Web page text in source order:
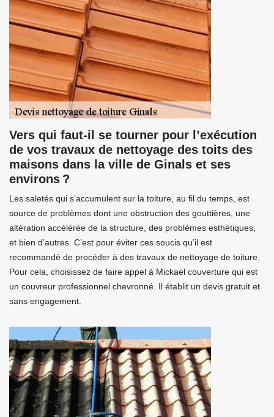
Vers qui faut-il se tourner pour l’exécution
de vos travaux de nettoyage des toits des
maisons dans la ville de Ginals et ses
environs ?
Les saletés qui s’accumulent sur la toiture, au fil du temps, est
source de problèmes dont une obstruction des gouttières, une
altération accélérée de la structure, des problèmes esthétiques,
et bien d’autres. C’est pour éviter ces soucis qu’il est
recommandé de procéder à des travaux de nettoyage de toiture.
Pour cela, choisissez de faire appel à Mickael couverture qui est
un couvreur professionnel chevronné. Il établit un devis gratuit et
sans engagement.